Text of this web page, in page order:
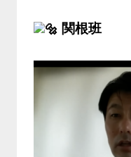
関根班